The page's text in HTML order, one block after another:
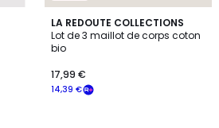
LA REDOUTE COLLECTIONS
Lot de 3 maillot de corps coton
bio
14,39 €
17,99 €
4,8
/ 5